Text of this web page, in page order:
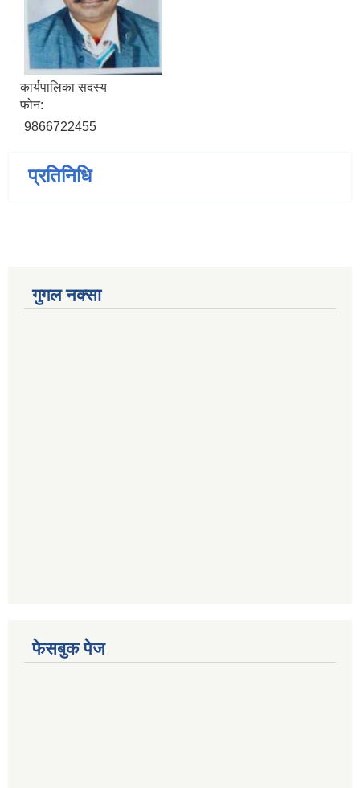
कार्यपालिका सदस्य
फोन:
9866722455
प्रतिनिधि
गुगल नक्सा
फेसबुक पेज